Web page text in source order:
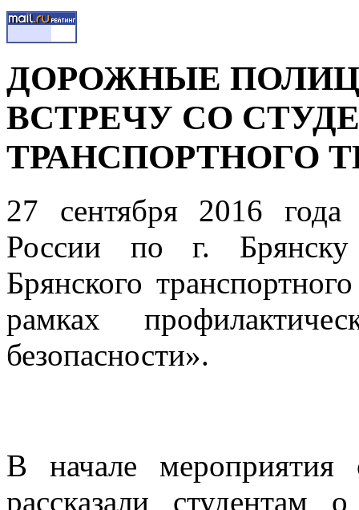
ДОРОЖНЫЕ
ВСТРЕЧУ СО
ТРАНСПОРТНОГО
27 сентября 2016
России по г. Брянску
Брянского
рамках
безопасности».
В начале мероприятия
рассказали